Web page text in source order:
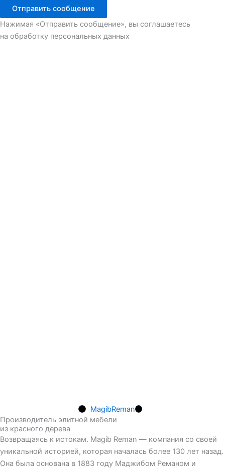
Отправить сообщение
Нажимая «Отправить сообщение», вы соглашаетесь
на обработку персональных данных
MagibReman
Производитель элитной мебели
из красного дерева
Возвращаясь к истокам. Magib Reman — компания со своей
уникальной историей, которая началась более 130 лет назад.
Она была основана в 1883 году Маджибом Реманом и